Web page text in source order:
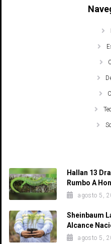
Hallan 13
Rumbo A
agosto 5,
Sheinbaum
Alcance
agosto 5,